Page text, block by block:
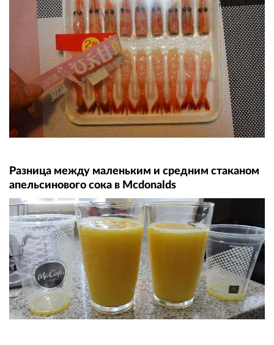
Разница между маленьким и средним стаканом
апельсинового сока в Mcdonalds